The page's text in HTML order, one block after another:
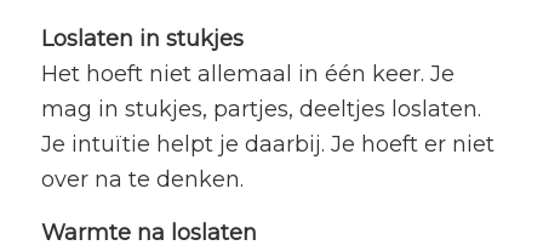
Loslaten in stukjes
Het hoeft niet allemaal in één keer. Je
mag in stukjes, partjes, deeltjes loslaten.
Je intuïtie helpt je daarbij. Je hoeft er niet
over na te denken.
Warmte na loslaten